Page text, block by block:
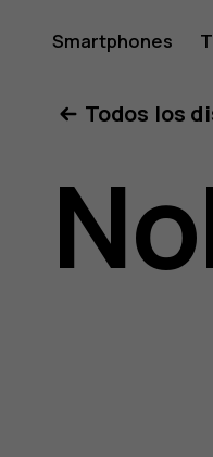
del
Smartphones
Todos los